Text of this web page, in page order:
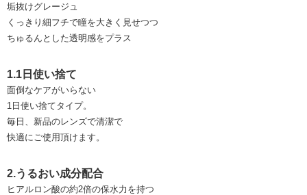
垢抜けグレージュ
くっきり細フチで瞳を大きく見せつつ
ちゅるんとした透明感をプラス
1.1日使い捨て
面倒なケアがいらない
1日使い捨てタイプ。
毎日、新品のレンズで清潔で
快適にご使用頂けます。
2.うるおい成分配合
ヒアルロン酸の約2倍の保水力を持つ